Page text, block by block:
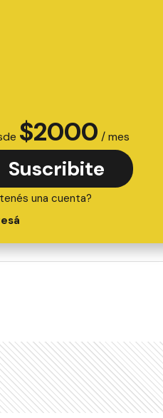
$2000 / mes
Suscribite
una cuenta?